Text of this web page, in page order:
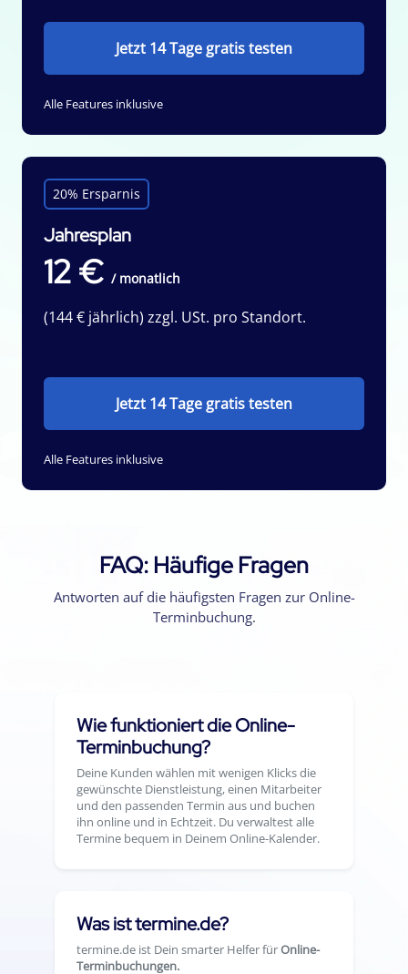
Jetzt 14 Tage gratis testen
Alle Features inklusive
20% Ersparnis
Jahresplan
12 € / monatlich
(144 € jährlich) zzgl. USt. pro Standort.
Jetzt 14 Tage gratis testen
Alle Features inklusive
FAQ: Häufige Fragen
Antworten auf die häufigsten Fragen zur Online-
Terminbuchung.
Wie funktioniert die Online-
Terminbuchung?
Deine Kunden wählen mit wenigen Klicks die
gewünschte Dienstleistung, einen Mitarbeiter
und den passenden Termin aus und buchen
ihn online und in Echtzeit. Du verwaltest alle
Termine bequem in Deinem Online-Kalender.
Was ist termine.de?
termine.de ist Dein smarter Helfer fürOnline-
Terminbuchungen.